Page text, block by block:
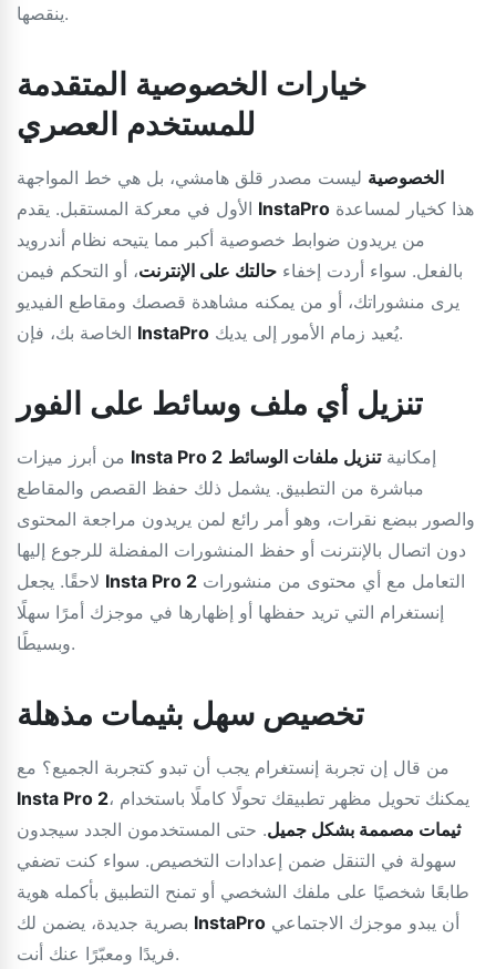
ينقصها.
خيارات الخصوصية المتقدمة
للمستخدم العصري
الخصوصية ليست مصدر قلق هامشي، بل هي خط المواجهة
InstaPro
من يريدون ضوابط خصوصية أكبر مما يتيحه نظام أندرويد
بالفعل. سواء أردت إخفاء حالتك على الإنترنت، أو التحكم فيمن
يرى منشوراتك، أو من يمكنه مشاهدة قصصك ومقاطع الفيديو
InstaPro يُعيد زمام الأمور إلى يديك.
تنزيل أي ملف وسائط على الفور
Insta Pro 2 إمكانيةتنزيل ملفات الوسائط
مباشرة من التطبيق. يشمل ذلك حفظ القصص والمقاطع
والصور ببضع نقرات، وهو أمر رائع لمن يريدون مراجعة المحتوى
دون اتصال بالإنترنت أو حفظ المنشورات المفضلة للرجوع إليها
Insta Pro 2
إنستغرام التي تريد حفظها أو إظهارها في موجزك أمرًا سهلًا
وبسيطًا.
تخصيص سهل بثيمات مذهلة
من قال إن تجربة إنستغرام يجب أن تبدو كتجربة الجميع؟ مع
Insta Pro 2 ، يمكنك تحويل مظهر تطبيقك تحولًا كاملًا باستخدام
ثيمات مصممة بشكل جميل. حتى المستخدمون الجدد سيجدون
سهولة في التنقل ضمن إعدادات التخصيص. سواء كنت تضفي
طابعًا شخصيًا على ملفك الشخصي أو تمنح التطبيق بأكمله هوية
InstaPro
فريدًا ومعبّرًا عنك أنت.